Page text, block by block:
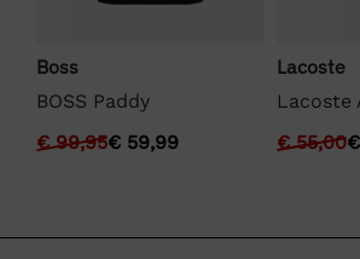
Boss
BOSS Paddy
€99,95€ 59,99
Lacoste
Lacoste
€55,00€